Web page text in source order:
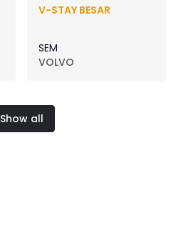
V-STAY BESAR
SEM
VOLVO
Show all